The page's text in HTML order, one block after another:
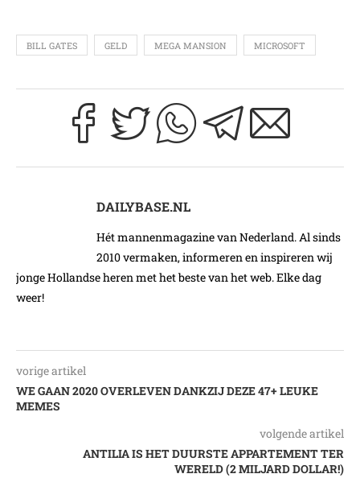
BILL GATES GELD MEGA MANSION MICROSOFT
DAILYBASE.NL
Hét mannenmagazine van Nederland. Al sinds
2010 vermaken, informeren en inspireren wij
jonge Hollandse heren met het beste van het web. Elke dag
weer!
vorige artikel
WE GAAN 2020 OVERLEVEN DANKZIJ DEZE 47+ LEUKE
MEMES
volgende artikel
ANTILIA IS HET DUURSTE APPARTEMENT TER
WERELD (2 MILJARD DOLLAR!)